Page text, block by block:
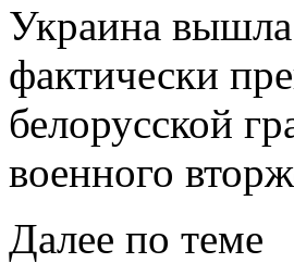
Украина вышла
фактически
белорусской
военного
Далее по теме